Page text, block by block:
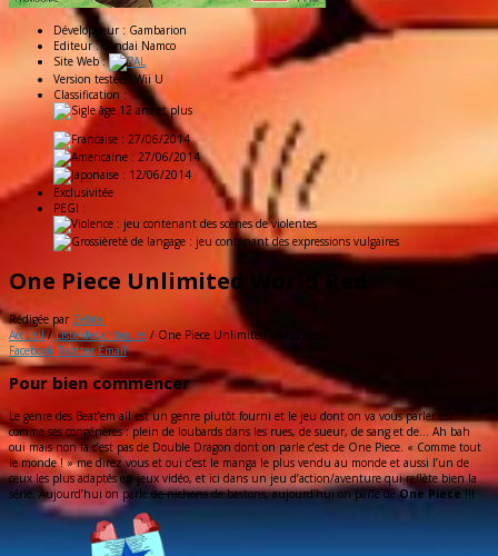
Développeur : Gambarion
Editeur :Bandai Namco
Site Web :
Version testée : Wii U
Classification :
: 27/06/2014
: 27/06/2014
: 12/06/2014
Exclusivitée
PEGI :
One Piece Unlimited World Red
Rédigée par Zebtal
Accueil / Liste des critiques / One Piece Unlimited World Red
Facebook Twitter Email
Pour bien commencer
Le genre des Beat’em all est un genre plutôt fourni et le jeu dont on va vous parler est
comme ses congénères : plein de loubards dans les rues, de sueur, de sang et de… Ah bah
oui mais non là c’est pas de Double Dragon dont on parle c’est de One Piece. « Comme tout
le monde ! » me direz vous et oui c’est le manga le plus vendu au monde et aussi l’un de
ceux les plus adaptés en jeux vidéo, et ici dans un jeu d’action/aventure qui reflète bien la
série. Aujourd’hui on parlede nichonsde bastons, aujourd’hui on parle deOne Piece!!!